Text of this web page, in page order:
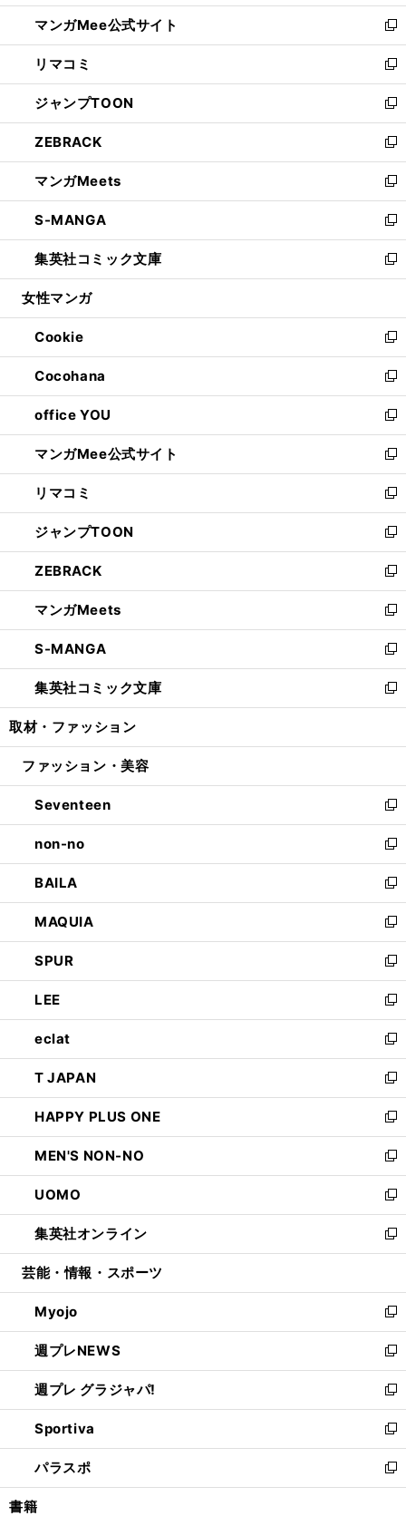
開
く
ン
ド
ウ
で
開
く
ウ
ィ
ン
ド
ウ
で
開
く
し
い
ウ
ィ
ン
ド
ウ
で
開
く
マンガMee公式サイト
新
し
い
ウ
ィ
ン
ド
ウ
で
開
く
リマコミ
新
し
い
ウ
ィ
ン
ド
ウ
で
開
く
ジャンプTOON
新
し
い
ウ
ィ
ン
ド
ウ
で
開
ZEBRACK
新
し
い
ウ
ィ
ン
ド
ウ
開
く
マンガMeets
新
し
い
ウ
ィ
ン
ウ
で
開
く
S-MANGA
新
し
い
ウ
ン
ド
ウ
で
開
く
集英社コミック文庫
新
し
ウ
ィ
ン
ド
ウ
で
開
く
女性マンガ
Cookie
新
し
い
ウ
ィ
ン
ド
ウ
で
開
く
Cocohana
新
し
い
ウ
ィ
ン
ド
ウ
で
開
く
office YOU
新
し
い
ウ
ィ
ン
ド
ウ
で
開
く
マンガMee公式サイト
新
し
い
ウ
ィ
ン
ド
ウ
で
開
く
リマコミ
新
し
い
ウ
ィ
ン
ド
ウ
で
開
く
ジャンプTOON
新
し
い
ウ
ィ
ン
ド
ウ
で
開
ZEBRACK
新
し
い
ウ
ィ
ン
ド
ウ
開
マンガMeets
新
し
い
ウ
ィ
ン
ウ
開
く
S-MANGA
新
し
い
ウ
ン
ウ
で
開
く
集英社コミック文庫
新
し
ウ
ン
ド
ウ
で
開
く
取材・ファッション
ファッション・美容
Seventeen
新
し
い
ウ
ィ
ン
ド
ウ
で
開
く
non-no
新
し
い
ウ
ィ
ン
ド
ウ
で
開
く
BAILA
新
し
い
ウ
ィ
ン
ド
ウ
で
開
く
MAQUIA
新
し
い
ウ
ィ
ン
ド
ウ
で
開
く
SPUR
新
し
い
ウ
ィ
ン
ド
ウ
で
開
く
LEE
新
し
い
ウ
ィ
ン
ド
ウ
で
開
く
eclat
新
し
い
ウ
ィ
ン
ド
ウ
で
開
く
T JAPAN
新
し
い
ウ
ィ
ン
ド
ウ
で
開
HAPPY PLUS ONE
新
し
い
ウ
ィ
ン
ド
ウ
開
く
MEN'S NON-NO
新
し
い
ウ
ィ
ン
ウ
で
開
く
UOMO
新
し
い
ウ
ン
ド
ウ
で
開
く
集英社オンライン
新
し
ウ
ィ
ン
ド
ウ
で
開
く
芸能・情報・スポーツ
Myojo
新
し
い
ウ
ィ
ン
ド
ウ
で
開
週プレNEWS
新
し
い
ウ
ィ
ン
ド
ウ
週プレ グラジャパ!
新
し
い
ウ
ィ
ン
Sportiva
新
し
い
ウ
パラスポ
新
し
書籍